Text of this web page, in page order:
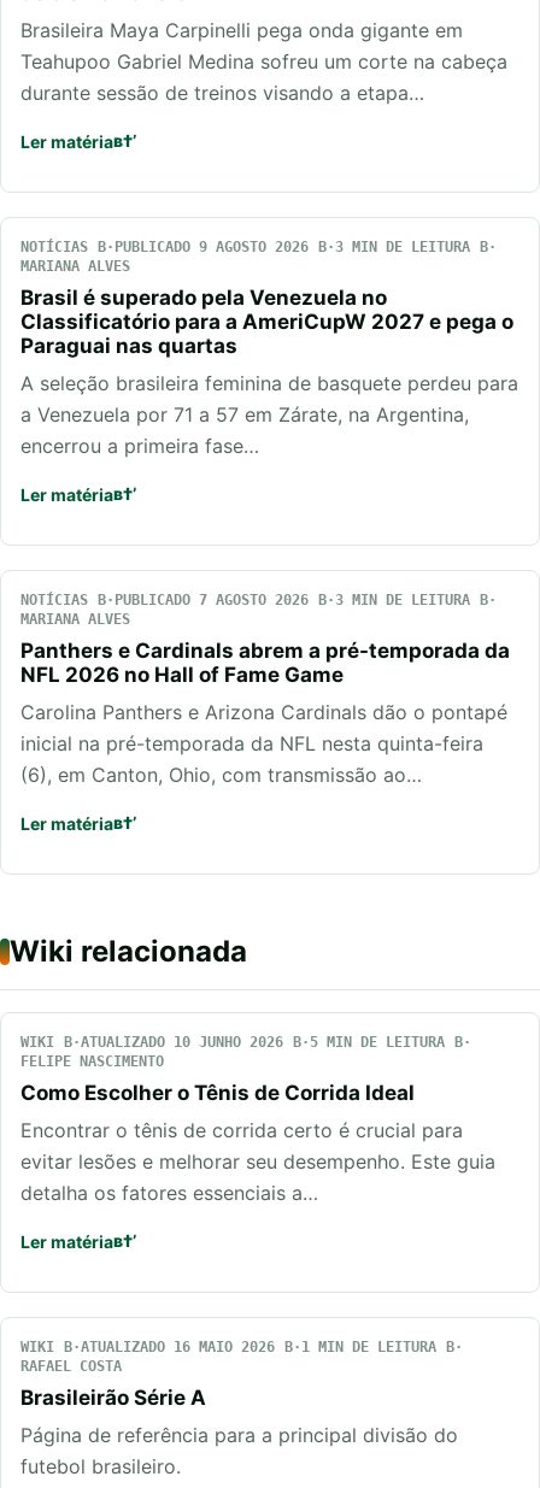
Brasileira Maya Carpinelli pega onda gigante em
Teahupoo Gabriel Medina sofreu um corte na cabeça
durante sessão de treinos visando a etapa…
Ler matéria
NOTÍCIAS PUBLICADO 9 AGOSTO 2026
3 MIN DE LEITURA
MARIANA ALVES
Brasil é superado pela Venezuela no
Classificatório para a AmeriCupW 2027 e pega o
Paraguai nas quartas
A seleção brasileira feminina de basquete perdeu para
a Venezuela por 71 a 57 em Zárate, na Argentina,
encerrou a primeira fase…
Ler matéria
NOTÍCIAS PUBLICADO 7 AGOSTO 2026
3 MIN DE LEITURA
MARIANA ALVES
Panthers e Cardinals abrem a pré-temporada da
NFL 2026 no Hall of Fame Game
Carolina Panthers e Arizona Cardinals dão o pontapé
inicial na pré-temporada da NFL nesta quinta-feira
(6), em Canton, Ohio, com transmissão ao…
Ler matéria
Wiki relacionada
WIKI ATUALIZADO 10 JUNHO 2026
5 MIN DE LEITURA
FELIPE NASCIMENTO
Como Escolher o Tênis de Corrida Ideal
Encontrar o tênis de corrida certo é crucial para
evitar lesões e melhorar seu desempenho. Este guia
detalha os fatores essenciais a…
Ler matéria
WIKI ATUALIZADO 16 MAIO 2026
1 MIN DE LEITURA
RAFAEL COSTA
Brasileirão Série A
Página de referência para a principal divisão do
futebol brasileiro.